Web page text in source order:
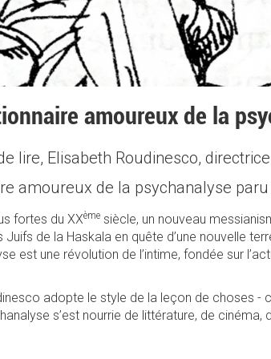
amoureux de la
lire, Elisabeth Roudinesco,
amoureux de la psychanalyse
fortes du XXème siècle, un nouveau
de la Haskala en quête d’une nouvelle
est une révolution de l’intime, fondée sur
adopte le style de la leçon de choses -
s’est nourrie de littérature, de